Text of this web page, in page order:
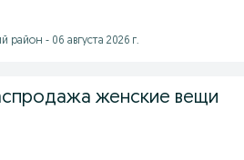
район - 06 августа 2026 г.
женские вещи